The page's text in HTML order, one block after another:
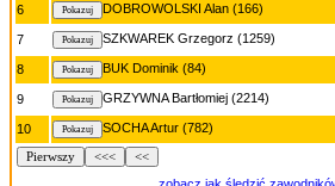
6 DOBROWOLSKI Alan (166)
7 SZKWAREK Grzegorz (1259)
8 BUK Dominik (84)
9 GRZYWNA Bartłomiej (2214)
10 SOCHA Artur (782)
Pierwszy <<< <<